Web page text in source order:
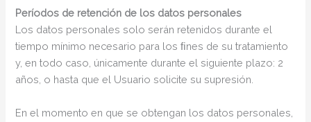
Períodos de retención de los datos personales
Los datos personales solo serán retenidos durante el
tiempo mínimo necesario para los ﬁnes de su tratamiento
y, en todo caso, únicamente durante el siguiente plazo: 2
años, o hasta que el Usuario solicite su supresión.
En el momento en que se obtengan los datos personales,